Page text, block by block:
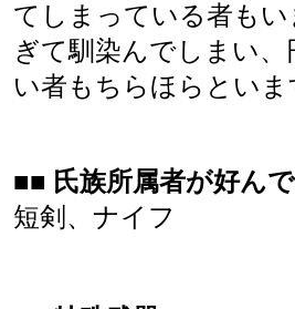
てしまっている者も
ぎて馴染んでしまい
い者もちらほらといま
■■ 氏族所属者が好ん
短剣、ナイフ